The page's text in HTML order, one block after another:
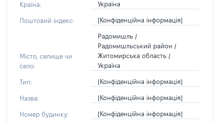
Країна: Україна
Поштовий індекс: [Конфіденційна інформація]
Місто, селище чи
село:
Радомишль /
Радомишльський район /
Житомирська область /
Україна
Тип: [Конфіденційна інформація]
Назва: [Конфіденційна інформація]
Номер будинку: [Конфіденційна інформація]